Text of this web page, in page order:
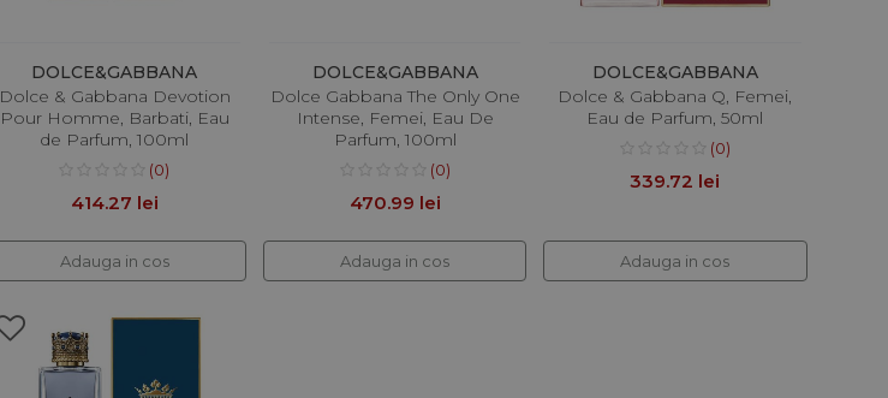
DOLCE&GABBANA
Dolce & Gabbana Devotion
Pour Homme, Barbati, Eau
de Parfum, 100ml
(0)
414.27 lei
Adauga in cos
DOLCE&GABBANA
Dolce Gabbana The Only One
Intense, Femei, Eau De
Parfum, 100ml
(0)
470.99 lei
Adauga in cos
DOLCE&GABBANA
Dolce & Gabbana Q, Femei,
Eau de Parfum, 50ml
(0)
339.72 lei
Adauga in cos